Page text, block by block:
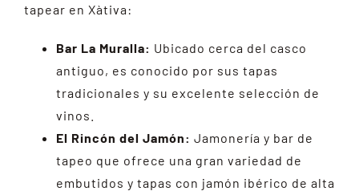
tapear en Xàtiva:
Bar La Muralla: Ubicado cerca del casco
antiguo, es conocido por sus tapas
tradicionales y su excelente selección de
vinos.
El Rincón del Jamón: Jamonería y bar de
tapeo que ofrece una gran variedad de
embutidos y tapas con jamón ibérico de alta